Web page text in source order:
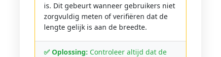
is. Dit gebeurt wanneer gebruikers niet
zorgvuldig meten of verifiëren dat de
lengte gelijk is aan de breedte.
✅ Oplossing: Controleer altijd dat de